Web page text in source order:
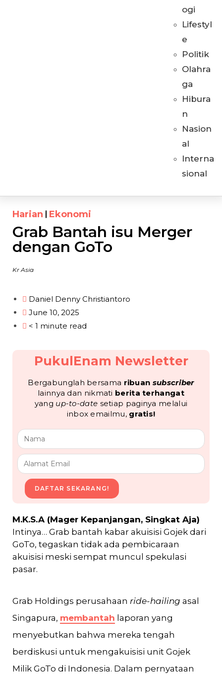
ogi
Lifestyl
e
Politik
Olahra
ga
Hibura
n
Nasion
al
Interna
sional
Harian Ekonomi
Grab Bantah isu Merger
dengan GoTo
Kr Asia
Daniel Denny Christiantoro
June 10, 2025
< 1 minute read
PukulEnam Newsletter
Bergabunglah bersama ribuan subscriber
lainnya dan nikmati berita terhangat
yang up-to-date setiap paginya melalui
inbox emailmu, gratis!
DAFTAR SEKARANG!
M.K.S.A (Mager Kepanjangan, Singkat Aja)
Intinya… Grab bantah kabar akuisisi Gojek dari
GoTo, tegaskan tidak ada pembicaraan
akuisisi meski sempat muncul spekulasi
pasar.
Grab Holdings perusahaan ride-hailing asal
Singapura, membantah laporan yang
menyebutkan bahwa mereka tengah
berdiskusi untuk mengakuisisi unit Gojek
Milik GoTo di Indonesia. Dalam pernyataan